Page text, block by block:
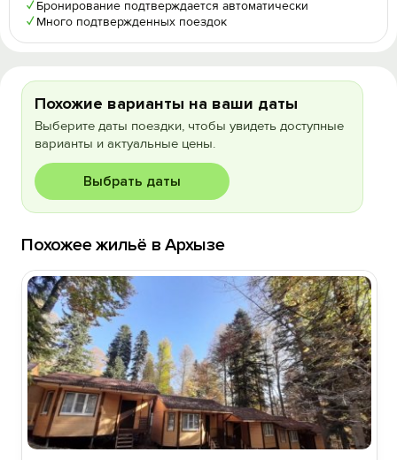
✓ Бронирование подтверждается автоматически
✓ Много подтвержденных поездок
Похожие варианты на ваши даты
Выберите даты поездки, чтобы увидеть доступные
варианты и актуальные цены.
Выбрать даты
Похожее жильё в Архызе